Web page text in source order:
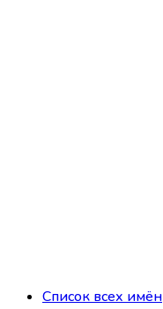
Список всех имён